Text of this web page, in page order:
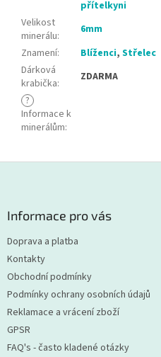
přítelkyni
Velikost
minerálu:
6mm
Znamení: Blíženci, Střelec
Dárková
krabička:
ZDARMA
?
Informace k
minerálům:
Informace pro vás
Doprava a platba
Kontakty
Obchodní podmínky
Podmínky ochrany osobních údajů
Reklamace a vrácení zboží
GPSR
FAQ's - často kladené otázky